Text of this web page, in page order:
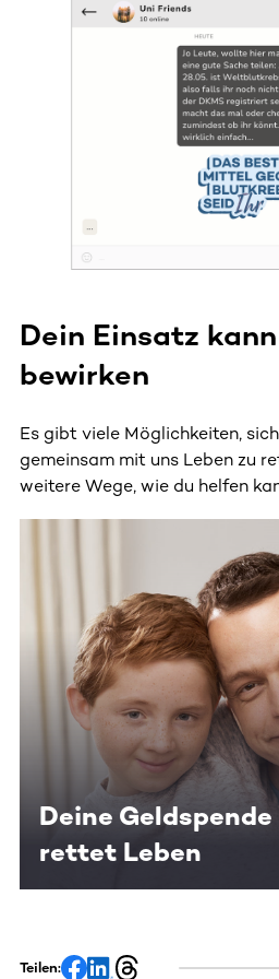
Dieser Bereich enthält
Dein Einsatz
bewirken
Es gibt viele Möglichkeiten,
gemeinsam mit uns Leben zu
weitere Wege, wie du helfen
Dieser Bereich enthält
Deine Geldspende
rettet Leben
Teilen: